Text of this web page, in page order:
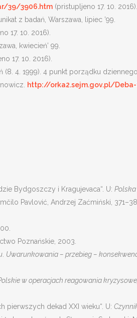
39/3906.htm (pristupljeno 17. 10. 2016).
z badań, Warszawa, lipiec ’99.
17. 10. 2016).
kwiecień’ 99.
17. 10. 2016).
4. 1999). 4 punkt porządku
http://orka2.sejm.gov.pl/
Bydgoszczy i Kragujevaca“. U: Polska
Pavlović, Andrzej Zaćmiński,
Poznańskie, 2003.
Uwarunkowania – przebieg –
w operacjach reagowania
pierwszych dekad XXI wieku“. U: